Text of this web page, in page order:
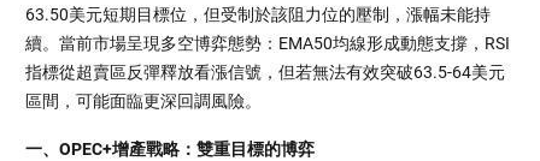
63.50美元短期目標位，但受制於該阻力位的壓制，漲幅未能持
續。當前市場呈現多空博弈態勢：EMA50均線形成動態支撐，RSI
指標從超賣區反彈釋放看漲信號，但若無法有效突破63.5-64美元
區間，可能面臨更深回調風險。
一、OPEC+增產戰略：雙重目標的博弈